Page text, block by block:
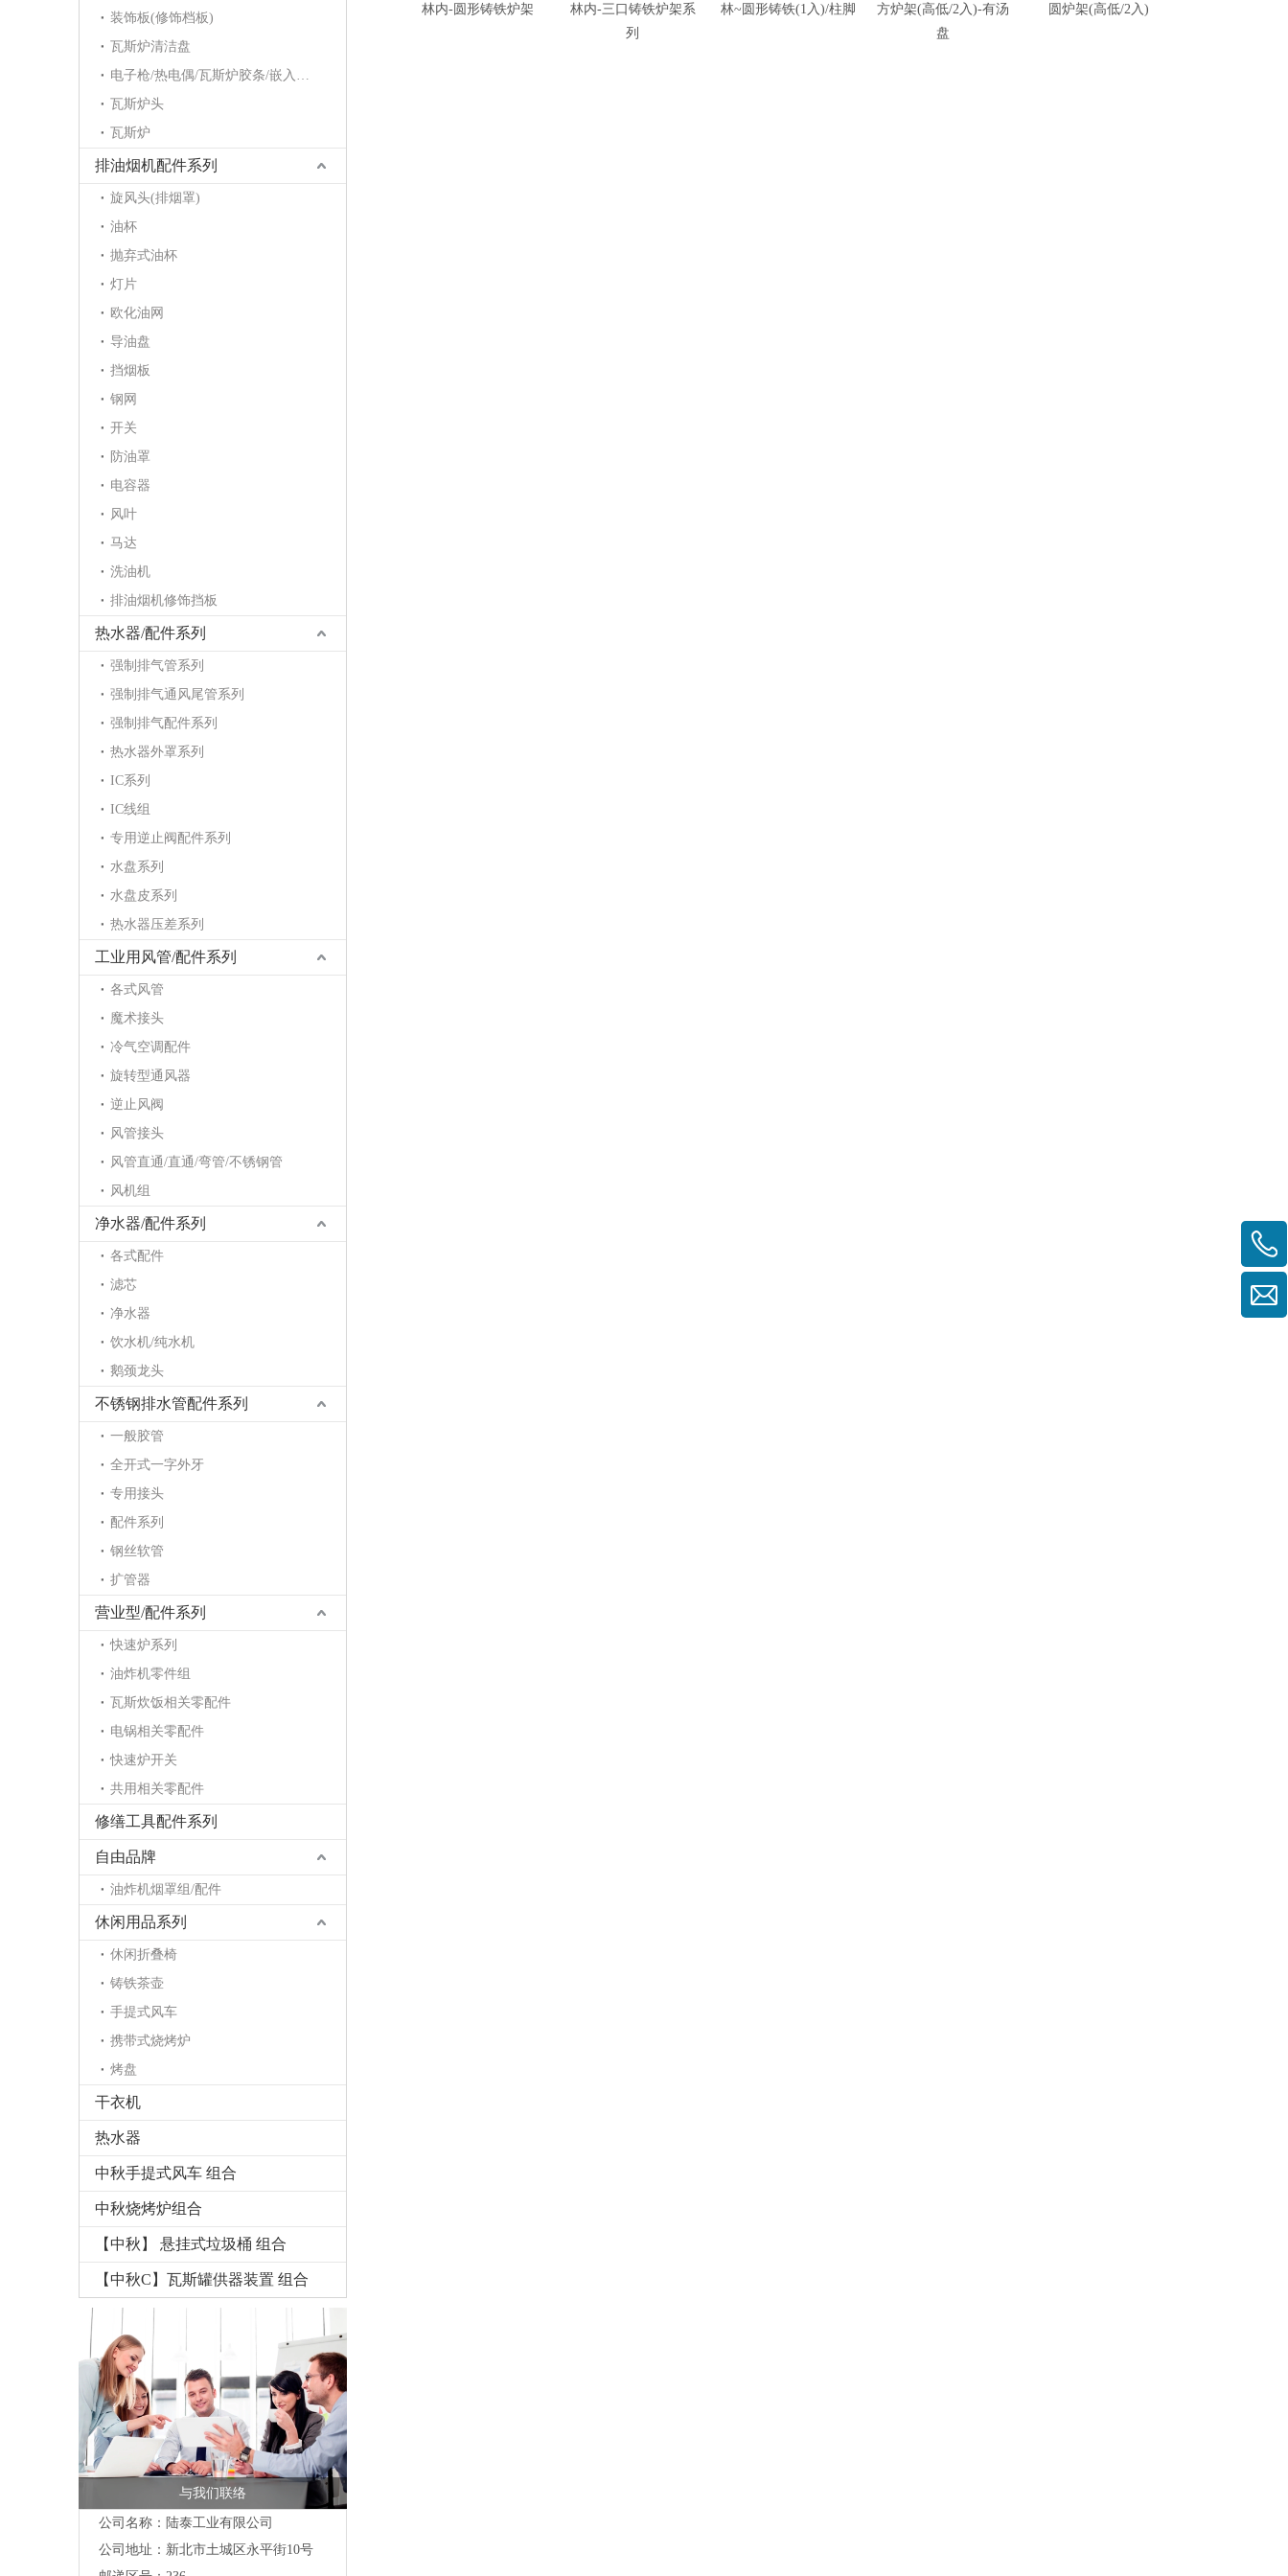
装饰板(修饰档板)
瓦斯炉清洁盘
电子枪/热电偶/瓦斯炉胶条/嵌入炉护角/点火针/电磁阀
瓦斯炉头
瓦斯炉
排油烟机配件系列
旋风头(排烟罩)
油杯
抛弃式油杯
灯片
欧化油网
导油盘
挡烟板
钢网
开关
防油罩
电容器
风叶
马达
洗油机
排油烟机修饰挡板
热水器/配件系列
强制排气管系列
强制排气通风尾管系列
强制排气配件系列
热水器外罩系列
IC系列
IC线组
专用逆止阀配件系列
水盘系列
水盘皮系列
热水器压差系列
工业用风管/配件系列
各式风管
魔术接头
冷气空调配件
旋转型通风器
逆止风阀
风管接头
风管直通/直通/弯管/不锈钢管
风机组
净水器/配件系列
各式配件
滤芯
净水器
饮水机/纯水机
鹅颈龙头
不锈钢排水管配件系列
一般胶管
全开式一字外牙
专用接头
配件系列
钢丝软管
扩管器
营业型/配件系列
快速炉系列
油炸机零件组
瓦斯炊饭相关零配件
电锅相关零配件
快速炉开关
共用相关零配件
修缮工具配件系列
自由品牌
油炸机烟罩组/配件
休闲用品系列
休闲折叠椅
铸铁茶壶
手提式风车
携带式烧烤炉
烤盘
干衣机
热水器
中秋手提式风车 组合
中秋烧烤炉组合
【中秋】 悬挂式垃圾桶 组合
【中秋C】瓦斯罐供器装置 组合
与我们联络
公司名称：陆泰工业有限公司
公司地址： 新北市土城区永平街10号
林内-圆形铸铁炉架
林内-三口铸铁炉架系
列
林~圆形铸铁(1入)/柱脚
方炉架(高低/2入)-有汤
盘
圆炉架(高低/2入)